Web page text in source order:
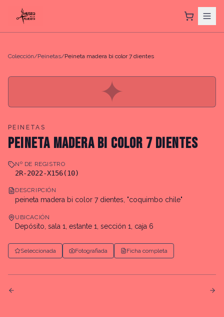
Colección/Peinetas/Peineta madera bi color 7 dientes
✦
PEINETAS
PEINETA MADERA BI COLOR 7 DIENTES
Nº DE REGISTRO
2R-2022-X156(10)
DESCRIPCIÓN
peineta madera bi color 7 dientes, "coquimbo chile"
UBICACIÓN
Depósito, sala 1, estante 1, sección 1, caja 6
Seleccionada Fotografiada Ficha completa